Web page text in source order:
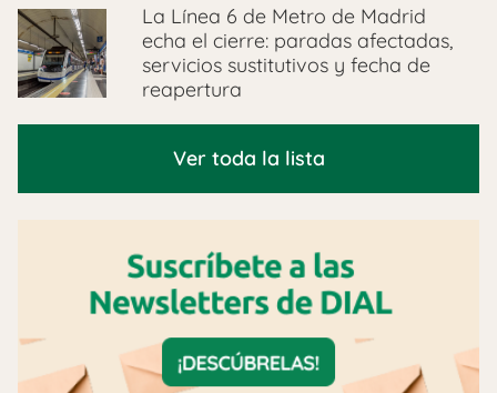
La Línea 6 de Metro de Madrid
echa el cierre: paradas afectadas,
servicios sustitutivos y fecha de
reapertura
Ver toda la lista